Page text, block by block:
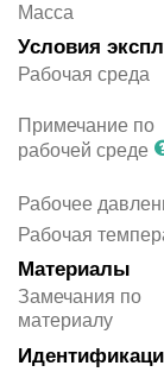
Масса
Условия
Рабочая среда
Примечание по
рабочей среде
Рабочее
Рабочая
Материалы
Замечания по
материалу